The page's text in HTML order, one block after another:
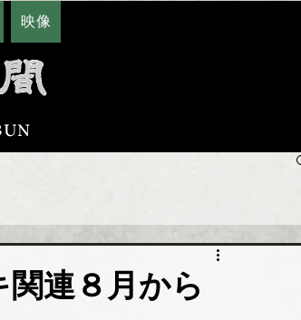
映像
連８月から